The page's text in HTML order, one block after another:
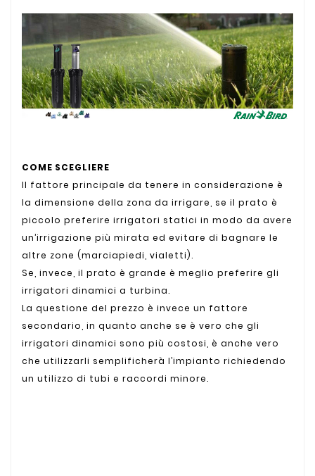
COME SCEGLIERE
Il fattore principale da tenere in considerazione è
la dimensione della zona da irrigare, se il prato è
piccolo preferire irrigatori statici in modo da avere
un’irrigazione più mirata ed evitare di bagnare le
altre zone (marciapiedi, vialetti).
Se, invece, il prato è grande è meglio preferire gli
irrigatori dinamici a turbina.
La questione del prezzo è invece un fattore
secondario, in quanto anche se è vero che gli
irrigatori dinamici sono più costosi, è anche vero
che utilizzarli semplificherà l’impianto richiedendo
un utilizzo di tubi e raccordi minore.